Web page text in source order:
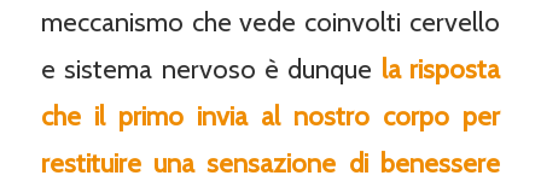
meccanismo che vede coinvolti cervello
e sistema nervoso è dunque la risposta
che il primo invia al nostro corpo per
restituire una sensazione di benessere